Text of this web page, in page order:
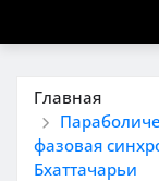
Главная
фазовая
Бхаттачарьи